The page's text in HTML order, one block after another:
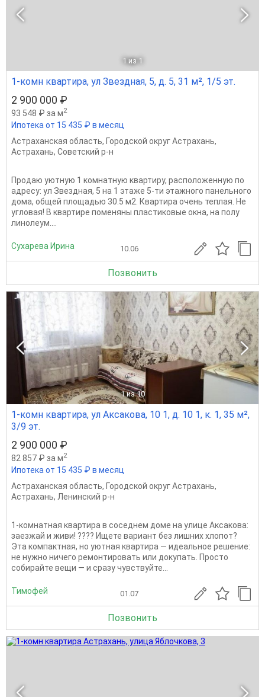
1 из 1
1-комн квартира, ул Звездная, 5, д. 5, 31 м², 1/5 эт.
2 900 000 ₽
93 548 ₽ за м2
Ипотека от 15 435 ₽ в месяц
Астраханская область, Городской округ Астрахань,
Астрахань, Советский р-н
Продаю уютную 1 комнатную квартиру, расположенную по
адресу: ул Звездная, 5 на 1 этаже 5-ти этажного панельного
дома, общей площадью 30.5 м2. Квартира очень теплая. Не
угловая! В квартире поменяны пластиковые окна, на полу
линолеум....
Сухарева Ирина 10.06
Позвонить
1 из 10
1-комн квартира, ул Аксакова, 10 1, д. 10 1, к. 1, 35 м²,
3/9 эт.
2 900 000 ₽
82 857 ₽ за м2
Ипотека от 15 435 ₽ в месяц
Астраханская область, Городской округ Астрахань,
Астрахань, Ленинский р-н
1‑комнатная квартира в соседнем доме на улице Аксакова:
заезжай и живи! ???? Ищете вариант без лишних хлопот?
Эта компактная, но уютная квартира — идеальное решение:
не нужно ничего ремонтировать или докупать. Просто
собирайте вещи — и сразу чувствуйте...
Тимофей 01.07
Позвонить